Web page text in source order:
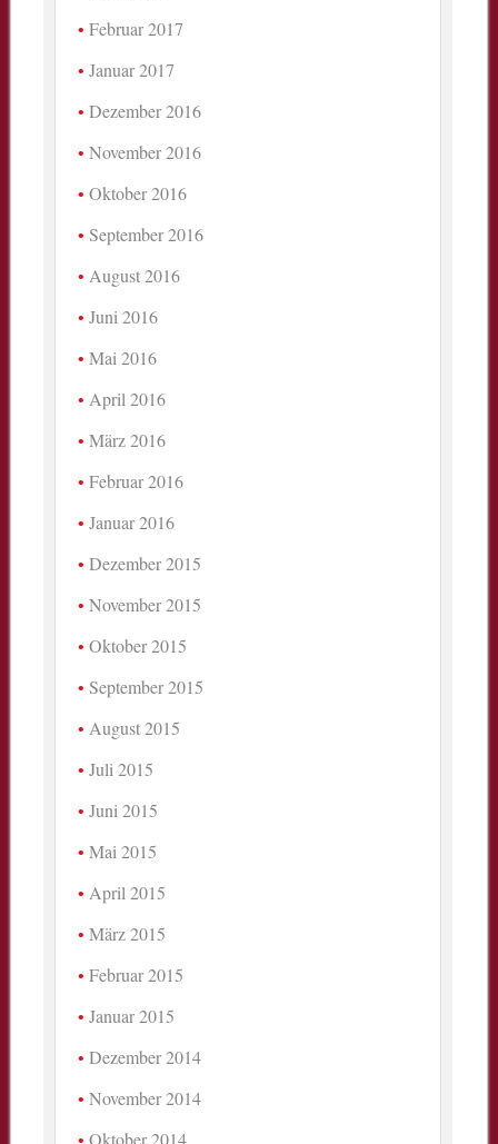
Februar 2017
Januar 2017
Dezember 2016
November 2016
Oktober 2016
September 2016
August 2016
Juni 2016
Mai 2016
April 2016
März 2016
Februar 2016
Januar 2016
Dezember 2015
November 2015
Oktober 2015
September 2015
August 2015
Juli 2015
Juni 2015
Mai 2015
April 2015
März 2015
Februar 2015
Januar 2015
Dezember 2014
November 2014
Oktober 2014